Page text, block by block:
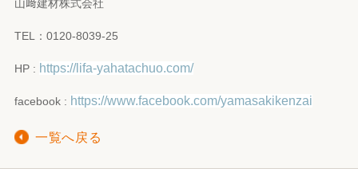
山﨑建材株式会社
TEL：0120-8039-25
HP : https://lifa-yahatachuo.com/
facebook : https://www.facebook.com/yamasakikenzai
一覧へ戻る